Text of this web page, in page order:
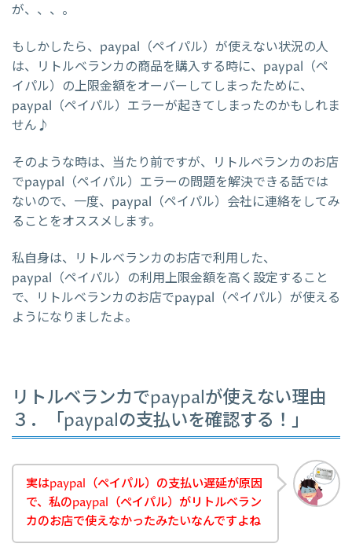
が、、、。
もしかしたら、paypal（ペイパル）が使えない状況の人
は、リトルベランカの商品を購入する時に、paypal（ペ
イパル）の上限金額をオーバーしてしまったために、
paypal（ペイパル）エラーが起きてしまったのかもしれま
せん♪
そのような時は、当たり前ですが、リトルベランカのお店
でpaypal（ペイパル）エラーの問題を解決できる話では
ないので、一度、paypal（ペイパル）会社に連絡をしてみ
ることをオススメします。
私自身は、リトルベランカのお店で利用した、
paypal（ペイパル）の利用上限金額を高く設定すること
で、リトルベランカのお店でpaypal（ペイパル）が使える
ようになりましたよ。
リトルベランカでpaypalが使えない理由
３．「paypalの支払いを確認する！」
実はpaypal（ペイパル）の支払い遅延が原因
で、私のpaypal（ペイパル）がリトルベラン
カのお店で使えなかったみたいなんですよね